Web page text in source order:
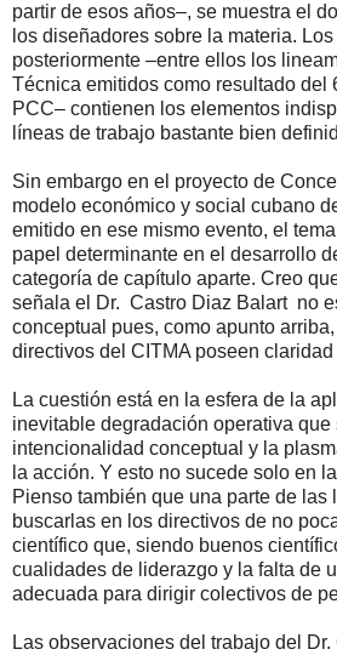
partir de esos años–, se muestra el
los diseñadores sobre la materia.
posteriormente –entre ellos los
Técnica emitidos como resultado del
PCC– contienen los elementos
líneas de trabajo bastante bien
Sin embargo en el proyecto de
modelo económico y social cubano
emitido en ese mismo evento, el
papel determinante en el desarrollo
categoría de capítulo aparte. Creo
señala el Dr. Castro Diaz Balart no
conceptual pues, como apunto
directivos del CITMA poseen claridad
La cuestión está en la esfera de la
inevitable degradación operativa que
intencionalidad conceptual y la
la acción. Y esto no sucede solo en
Pienso también que una parte de las
buscarlas en los directivos de no
científico que, siendo buenos
cualidades de liderazgo y la falta de
adecuada para dirigir colectivos de
Las observaciones del trabajo del